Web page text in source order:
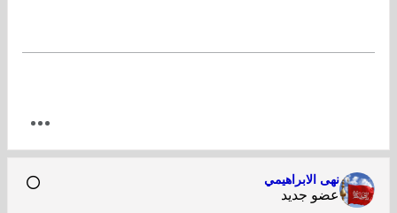
نهى الابراهيمي
عضو جديد